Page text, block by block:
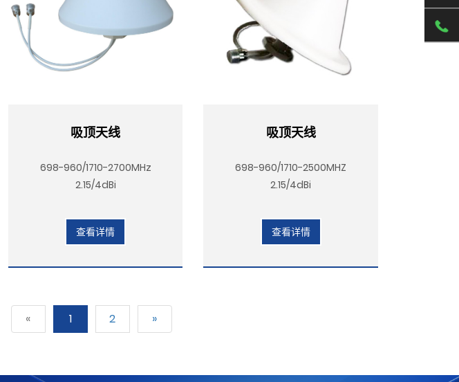
吸顶天线
698-960/1710-2700MHz
2.15/4dBi
查看详情
吸顶天线
698-960/1710-2500MHZ
2.15/4dBi
查看详情
« 1 2 »